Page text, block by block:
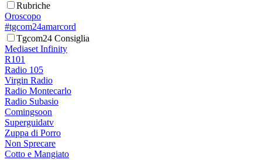
Rubriche
Oroscopo
#tgcom24amarcord
Tgcom24 Consiglia
Mediaset Infinity
R101
Radio 105
Virgin Radio
Radio Montecarlo
Radio Subasio
Comingsoon
Superguidatv
Zuppa di Porro
Non Sprecare
Cotto e Mangiato